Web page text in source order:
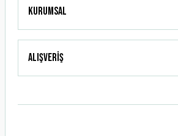
Kurumsal
Alışveriş